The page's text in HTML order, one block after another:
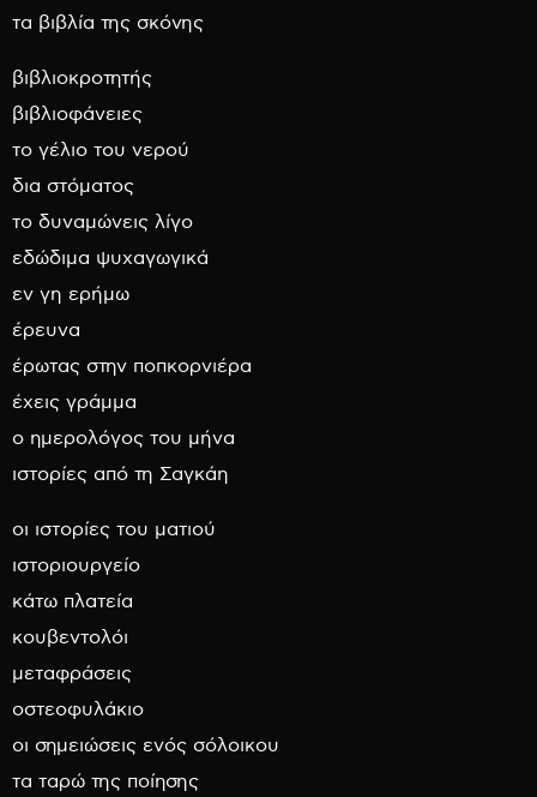
τα βιβλία της σκόνης
βιβλιοκροτητής
βιβλιοφάνειες
το γέλιο του νερού
δια στόματος
το δυναμώνεις λίγο
εδώδιμα ψυχαγωγικά
εν γη ερήμω
έρευνα
έρωτας στην ποπκορνιέρα
έχεις γράμμα
ο ημερολόγος του μήνα
ιστορίες από τη Σαγκάη
οι ιστορίες του ματιού
ιστοριουργείο
κάτω πλατεία
κουβεντολόι
μεταφράσεις
οστεοφυλάκιο
οι σημειώσεις ενός σόλοικου
τα ταρώ της ποίησης